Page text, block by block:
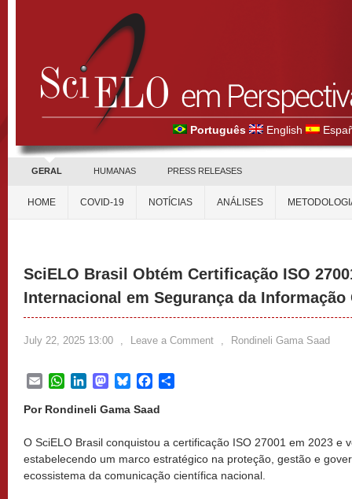
Português English
GERAL HUMANAS PRESS RELEASES
HOME COVID-19 NOTÍCIAS ANÁLISES
SciELO Brasil Obtém Certificação ISO
Internacional em Segurança da
July 22, 2025 13:00 , Leave a Comment , Rondineli Gama Saad
EmailWhatsApp
LinkedInMastodon
BlueskyFacebook
Por Rondineli Gama Saad
O SciELO Brasil conquistou a certificação ISO 27001 em 2023 e
estabelecendo um marco estratégico na proteção, gestão e
ecossistema da comunicação científica nacional.